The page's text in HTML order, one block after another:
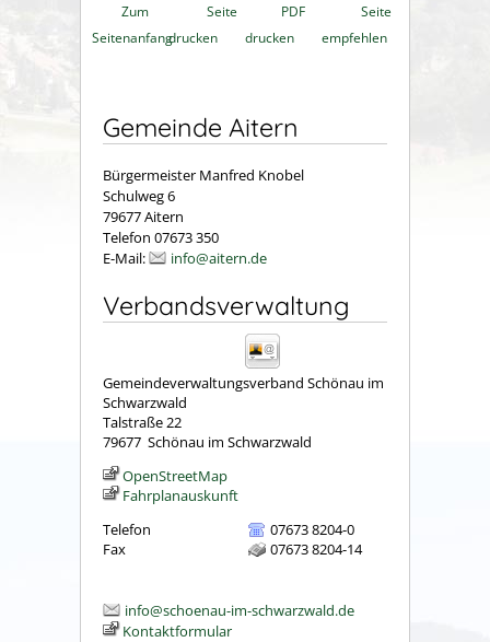
Zum
Seitenanfang
Seite
drucken
PDF
drucken
Seite
empfehlen
Gemeinde Aitern
Bürgermeister Manfred Knobel
Schulweg 6
79677 Aitern
Telefon 07673 350
E-Mail:
info@aitern.de
Verbandsverwaltung
Gemeindeverwaltungsverband Schönau im
Schwarzwald
Talstraße 22
79677 Schönau im Schwarzwald
OpenStreetMap
Fahrplanauskunft
Telefon
07673 8204-0
Fax
07673 8204-14
info@schoenau-im-schwarzwald.de
Kontaktformular